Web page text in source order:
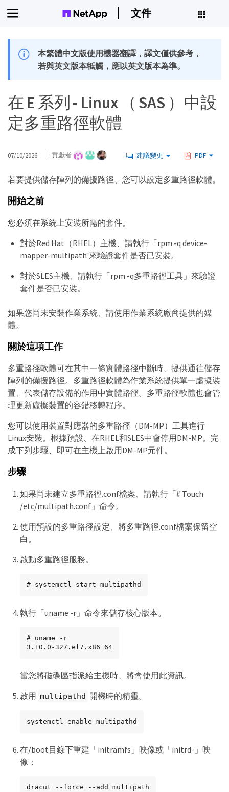
文件
本繁體中文版使用機器翻譯，譯文僅供參考，
若與英文版本牴觸，應以英文版本為準。
在 E 系列 - Linux （ SAS ）中設
定多重路徑軟體
07/10/2026 貢獻者 建議變更 PDF
若要提供儲存陣列的備援路徑、您可以設定多重路徑軟體。
開始之前
您必須在系統上安裝所需的套件。
對於Red Hat（RHEL）主機、請執行「rpm -q device-
mapper-multipath'來驗證套件是否已安裝。
對於SLES主機、請執行「rpm -q多重路徑工具」來驗證
套件是否已安裝。
如果您尚未安裝作業系統、請使用作業系統廠商提供的媒
體。
關於這項工作
多重路徑軟體可在其中一條實體路徑中斷時、提供通往儲存
陣列的備援路徑。多重路徑軟體為作業系統提供單一虛擬裝
置、代表儲存設備的作用中實體路徑。多重路徑軟體也會管
理更新虛擬裝置的容錯移轉程序。
您可以使用裝置對應器的多重路徑（DM-MP）工具進行
Linux安裝。根據預設、在RHEL和SLES中會停用DM-MP。完
成下列步驟、即可在主機上啟用DM-MP元件。
步驟
如果尚未建立多重路徑.conf檔案、請執行「# Touch
/etc/multipath.conf」命令。
使用預設的多重路徑設定、將多重路徑.conf檔案保留空
白。
啟動多重路徑服務。
# systemctl start multipathd
執行「uname -r」命令來儲存核心版本。
# uname -r
3.10.0-327.el7.x86_64
當您將磁碟區指派給主機時、將會使用此資訊。
啟用 multipathd 開機時的精靈。
systemctl enable multipathd
在/boot目錄下重建「initramfs」映像或「initrd-」映
像：
dracut --force --add multipath